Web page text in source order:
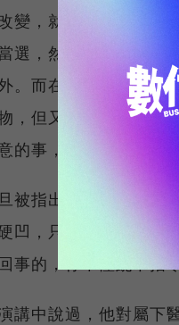
變，就會放棄他，就
選，然後換湯不換藥
。而在尊重專業這方
，但又能接受別人的
的事，比從中央下令
被指出錯誤會坦誠認
凹，只會讓人更反感
事的，你不懂亂下指
講中說過，他對屬下